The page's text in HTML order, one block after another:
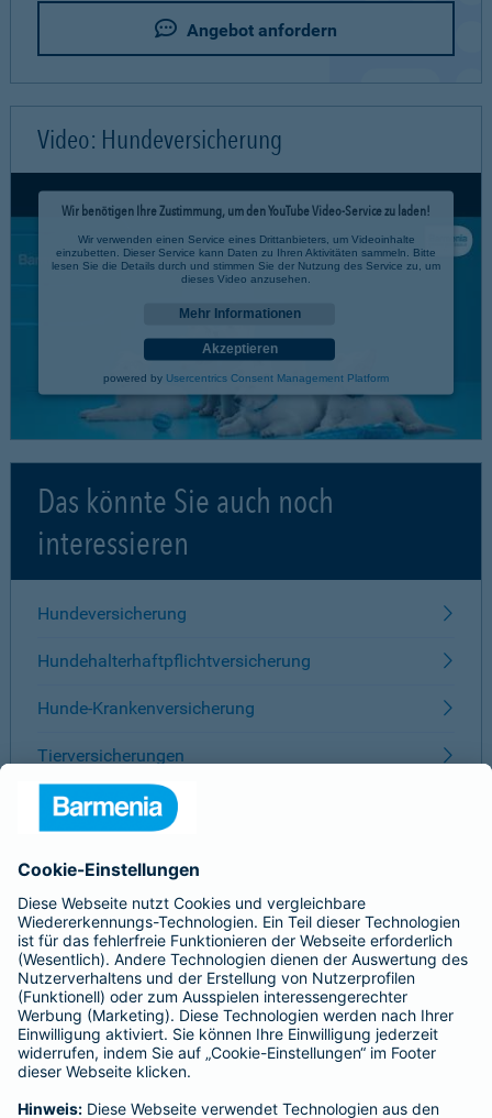
Angebot anfordern
Video: Hundeversicherung
Wir benötigen Ihre Zustimmung, um den YouTube Video-Service zu laden!
Wir verwenden einen Service eines Drittanbieters, um Videoinhalte
einzubetten. Dieser Service kann Daten zu Ihren Aktivitäten sammeln. Bitte
lesen Sie die Details durch und stimmen Sie der Nutzung des Service zu, um
dieses Video anzusehen.
Mehr Informationen
Akzeptieren
powered by Usercentrics Consent Management Platform
Das könnte Sie auch noch
interessieren
Hundeversicherung
Hundehalterhaftpflichtversicherung
Hunde-Krankenversicherung
Tierversicherungen
ÜBER BARMENIA
Kontakt
Karriere
Presse
Unternehmen
Anfahrt
Affiliate-Partner werden
Barmenia ist Teil der BarmeniaGothaer